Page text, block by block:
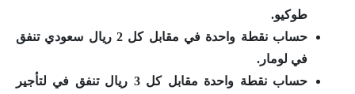
طوكيو.
حساب نقطة واحدة في مقابل كل 2 ريال سعودي تنفق
في لومار.
حساب نقطة واحدة مقابل كل 3 ريال تنفق في لتأجير